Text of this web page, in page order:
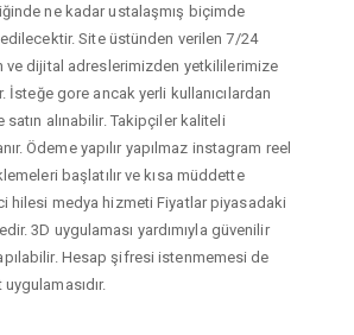
ne kadar ustalaşmış biçimde
edilecektir. Site üstünden verilen 7/24
ve dijital adreslerimizden yetkililerimize
İsteğe gore ancak yerli kullanıcılardan
alınabilir. Takipçiler kaliteli
Ödeme yapılır yapılmaz instagram reel
başlatılır ve kısa müddette
hilesi medya hizmeti Fiyatlar piyasadaki
3D uygulaması yardımıyla güvenilir
Hesap şifresi istenmemesi de